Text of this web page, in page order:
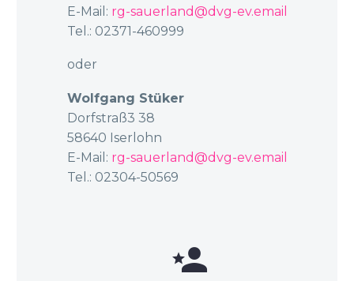
E-Mail: rg-sauerland@dvg-ev.email
Tel.: 02371-460999
oder
Wolfgang Stüker
Dorfstraß3 38
58640 Iserlohn
E-Mail: rg-sauerland@dvg-ev.email
Tel.: 02304-50569

